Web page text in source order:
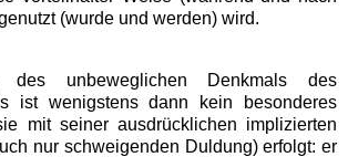
(wurde und werden) wird.
des unbeweglichen Denkmals des
ist wenigstens dann kein besonderes
mit seiner ausdrücklichen implizierten
nur schweigenden Duldung) erfolgt: er